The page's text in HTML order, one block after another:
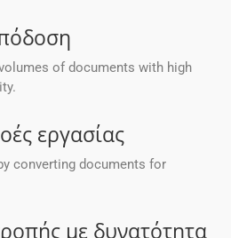
of documents with high
εργασίας
converting documents for
με δυνατότητα